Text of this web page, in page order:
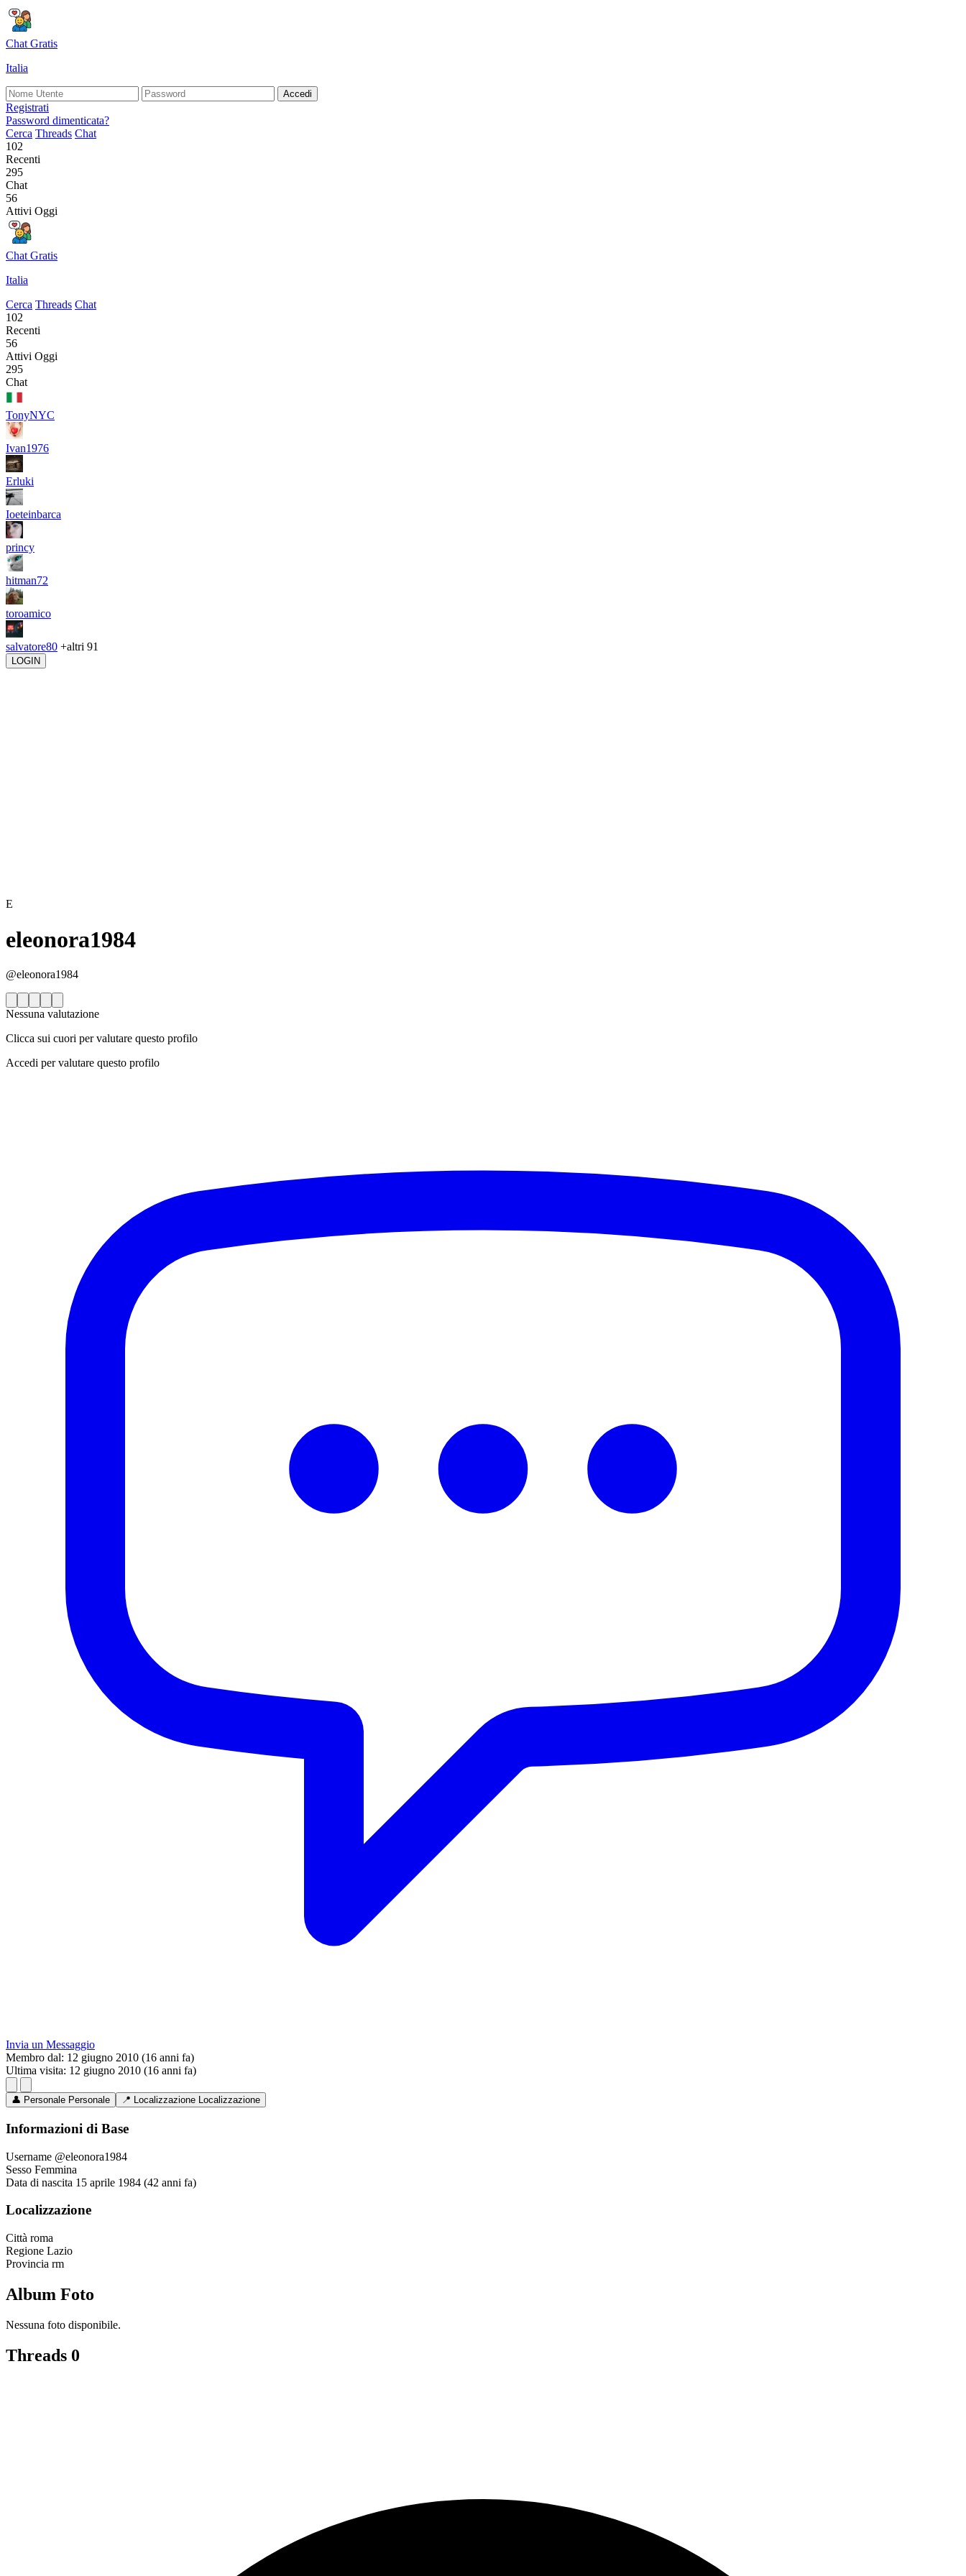
Chat Gratis
Italia
Accedi
Registrati
Password dimenticata?
Cerca Threads Chat
102
Recenti
295
Chat
56
Attivi Oggi
Chat Gratis
Italia
Cerca Threads Chat
102
Recenti
56
Attivi Oggi
295
Chat
TonyNYC
Ivan1976
Erluki
Ioeteinbarca
princy
hitman72
toroamico
salvatore80 +altri 91
LOGIN
E
eleonora1984
@eleonora1984
Nessuna valutazione
Clicca sui cuori per valutare questo profilo
Accedi per valutare questo profilo
Invia un Messaggio
Membro dal: 12 giugno 2010 (16 anni fa)
Ultima visita: 12 giugno 2010 (16 anni fa)
👤 Personale Personale 📍 Localizzazione Localizzazione
Informazioni di Base
Username @eleonora1984
Sesso Femmina
Data di nascita 15 aprile 1984 (42 anni fa)
Localizzazione
Città roma
Regione Lazio
Provincia rm
Album Foto
Nessuna foto disponibile.
Threads 0